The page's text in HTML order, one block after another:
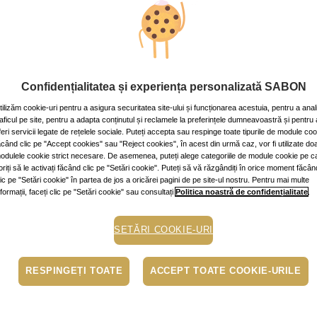
trei pași simpli
~9 min.
suflet organizare
adevărat de viață, specialiștii ne sfătuiesc să reducem din
avem suficient timp și energie pentru lucrurile cu adevărat
vieții ar putea fi împărțit în trei capitole:
atât purificarea energiei din casă cu ajutorul luminii, a
esențiale, cât și o mai bună organizare a spațiului.
dulapurile, cutiile de depozitare, ia la mână obiectele
dăruiește tot ceea ce nu-ți mai trebuie sau nu-ți mai
Confidențialitatea și experiența personalizată SABON
cookie-uri pentru a asigura securitatea site-ului și funcționarea acestuia, pentru a
pe site, pentru a adapta conținutul și reclamele la preferințele dumneavoastră și pentru
servicii legate de rețelele sociale. Puteți accepta sau respinge toate tipurile de module
clic pe "Accept cookies" sau "Reject cookies", în acest din urmă caz, vor fi utilizate
cookie strict necesare. De asemenea, puteți alege categoriile de module cookie pe
să le activați făcând clic pe "Setări cookie". Puteți să vă răzgândiți în orice moment
pe "Setări cookie" în partea de jos a oricărei pagini de pe site-ul nostru. Pentru mai multe
faceți clic pe "Setări cookie" sau consultațiPolitica noastră de confidențialitate
SETĂRI COOKIE-URI
RESPINGEȚI TOATE ACCEPT TOATE COOKIE-URILE